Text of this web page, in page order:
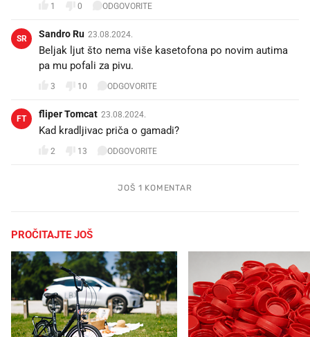
1 0 ODGOVORITE
SR Sandro Ru 23.08.2024.
Beljak ljut što nema više kasetofona po novim autima
pa mu pofali za pivu.
3 10 ODGOVORITE
FT fliper Tomcat 23.08.2024.
Kad kradljivac priča o gamadi?
2 13 ODGOVORITE
JOŠ 1 KOMENTAR
PROČITAJTE JOŠ